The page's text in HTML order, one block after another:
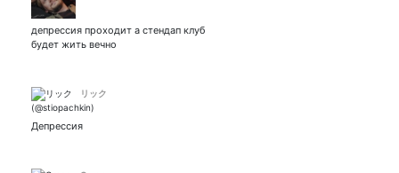
депрессия проходит а стендап клуб
будет жить вечно
リック
Депрессия